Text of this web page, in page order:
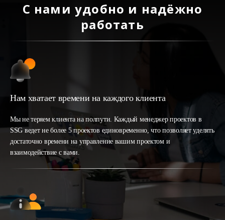
С нами удобно и надёжно
работать
Нам хватает времени на каждого клиента
Мы не теряем клиента на полпути. Каждый менеджер проектов в
SSG ведет не более 5 проектов единовременно, что позволяет уделять
достаточно времени на управление вашим проектом и
взаимодействие с вами.